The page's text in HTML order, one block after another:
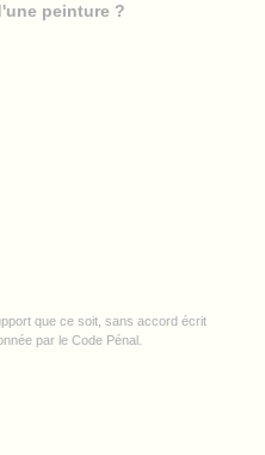
peinture ?
que ce soit, sans accord écrit
par le Code Pénal.